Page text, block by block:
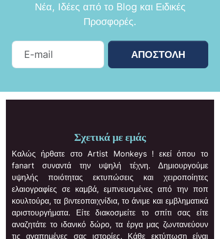
Νέα, Ιδέες από το Blog και Ειδικές
Προσφορές.
ΑΠΟΣΤΟΛΉ
Σχετικά με εμάς
Καλώς ήρθατε στο Artist Monkeys ! εκεί όπου το
fanart συναντά την υψηλή τέχνη. Δημιουργούμε
υψηλής ποιότητας εκτυπώσεις και χειροποίητες
ελαιογραφίες σε καμβά, εμπνευσμένες από την ποπ
κουλτούρα, τα βιντεοπαιχνίδια, το άνιμε και εμβληματικά
αριστουργήματα. Είτε διακοσμείτε το σπίτι σας είτε
αναζητάτε το ιδανικό δώρο, τα έργα μας ζωντανεύουν
τις αγαπημένες σας ιστορίες. Κάθε εκτύπωση είναι